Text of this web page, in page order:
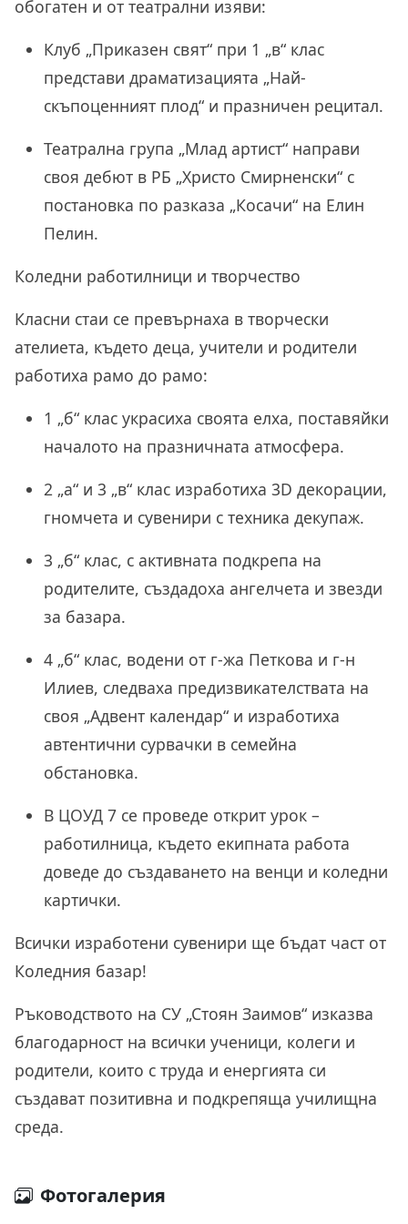
обогатен и от театрални изяви:
Клуб „Приказен свят“ при 1 „в“ клас
представи драматизацията „Най-
скъпоценният плод“ и празничен рецитал.
Театрална група „Млад артист“ направи
своя дебют в РБ „Христо Смирненски“ с
постановка по разказа „Косачи“ на Елин
Пелин.
Коледни работилници и творчество
Класни стаи се превърнаха в творчески
ателиета, където деца, учители и родители
работиха рамо до рамо:
1 „б“ клас украсиха своята елха, поставяйки
началото на празничната атмосфера.
2 „а“ и 3 „в“ клас изработиха 3D декорации,
гномчета и сувенири с техника декупаж.
3 „б“ клас, с активната подкрепа на
родителите, създадоха ангелчета и звезди
за базара.
4 „б“ клас, водени от г-жа Петкова и г-н
Илиев, следваха предизвикателствата на
своя „Адвент календар“ и изработиха
автентични сурвачки в семейна
обстановка.
В ЦОУД 7 се проведе открит урок –
работилница, където екипната работа
доведе до създаването на венци и коледни
картички.
Всички изработени сувенири ще бъдат част от
Коледния базар!
Ръководството на СУ „Стоян Заимов“ изказва
благодарност на всички ученици, колеги и
родители, които с труда и енергията си
създават позитивна и подкрепяща училищна
среда.
Фотогалерия